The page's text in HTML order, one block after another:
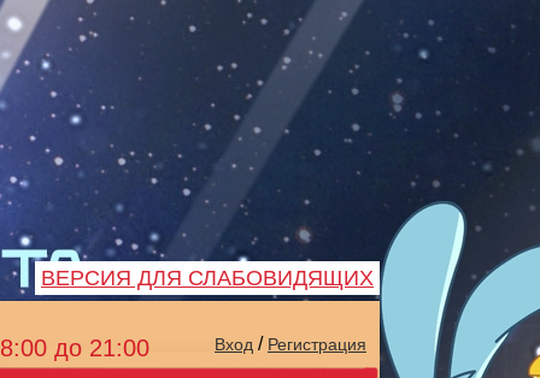
ВЕРСИЯ ДЛЯ СЛАБОВИДЯЩИХ
до 21:00 Вход / Регистрация